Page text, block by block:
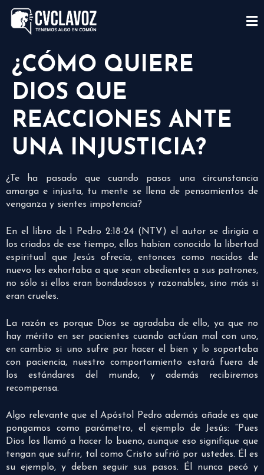
¿CÓMO QUIERE
DIOS QUE
REACCIONES ANTE
UNA INJUSTICIA?
¿Te ha pasado que cuando pasas una circunstancia
amarga e injusta, tu mente se llena de pensamientos de
venganza y sientes impotencia?
En el libro de 1 Pedro 2:18-24 (NTV) el autor se dirigía a
los criados de ese tiempo, ellos habían conocido la libertad
espiritual que Jesús ofrecía, entonces como nacidos de
nuevo les exhortaba a que sean obedientes a sus patrones,
no sólo si ellos eran bondadosos y razonables, sino más si
eran crueles.
La razón es porque Dios se agradaba de ello, ya que no
hay mérito en ser pacientes cuando actúan mal con uno,
en cambio si uno sufre por hacer el bien y lo soportaba
con paciencia, nuestro comportamiento estará fuera de
los estándares del mundo, y además recibiremos
recompensa.
Algo relevante que el Apóstol Pedro además añade es que
pongamos como parámetro, el ejemplo de Jesús: “Pues
Dios los llamó a hacer lo bueno, aunque eso signifique que
tengan que sufrir, tal como Cristo sufrió por ustedes. Él es
su ejemplo, y deben seguir sus pasos. Él nunca pecó y